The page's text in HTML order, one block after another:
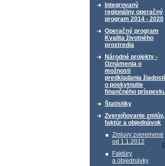
Integrovaný
regionálny operačný
program 2014 - 2020
Operačný program
Kvalita životného
prostredia
Národné projekty -
Oznámenia o
možnosti
predkladania žiadostí
o poskytnutie
finančného
Štatistiky
Zverejňovanie zmlúv,
faktúr a objednávok
Zmluvy zverejnené
od 1.1.2012
Faktúry
a objednávky